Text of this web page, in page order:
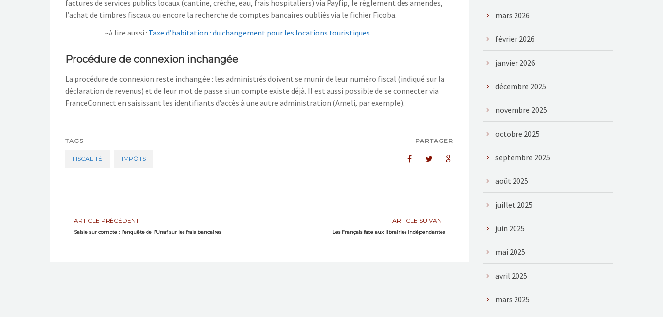
factures de services publics locaux (cantine, crèche, eau, frais hospitaliers) via Payfip, le règlement des amendes,
l’achat de timbres fiscaux ou encore la recherche de comptes bancaires oubliés via le fichier Ficoba.
~A lire aussi : Taxe d’habitation : du changement pour les locations touristiques
Procédure de connexion inchangée
La procédure de connexion reste inchangée : les administrés doivent se munir de leur numéro fiscal (indiqué sur la
déclaration de revenus) et de leur mot de passe si un compte existe déjà. Il est aussi possible de se connecter via
FranceConnect en saisissant les identifiants d’accès à une autre administration (Ameli, par exemple).
TAGS
FISCALITÉ IMPÔTS
PARTAGER
ARTICLE PRÉCÉDENT
Saisie sur compte : l’enquête de l’Unaf sur les frais bancaires
ARTICLE SUIVANT
Les Français face aux librairies indépendantes
mars 2026
février 2026
janvier 2026
décembre 2025
novembre 2025
octobre 2025
septembre 2025
août 2025
juillet 2025
juin 2025
mai 2025
avril 2025
mars 2025